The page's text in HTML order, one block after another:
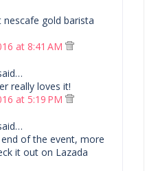
gold barista
at 8:41 AM
really loves it!
at 5:19 PM
of the event, more
it out on Lazada